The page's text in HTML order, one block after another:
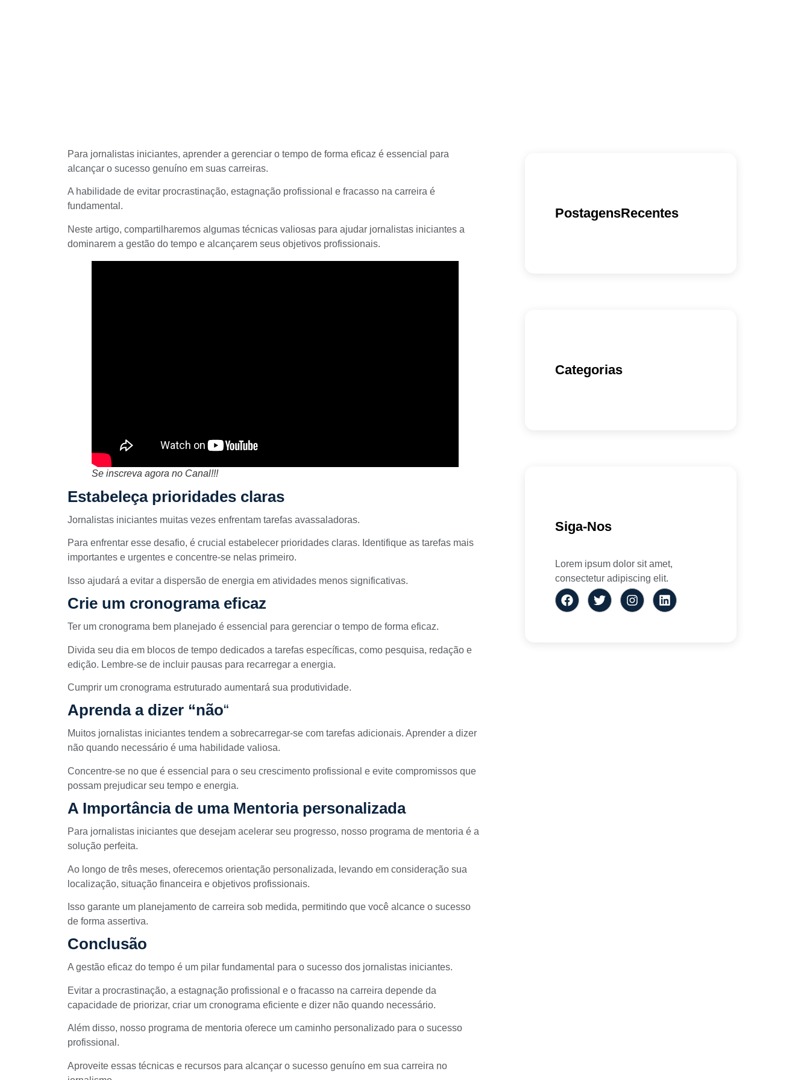
Para jornalistas iniciantes, aprender a gerenciar o tempo de forma eficaz é essencial para
alcançar o sucesso genuíno em suas carreiras.
A habilidade de evitar procrastinação, estagnação profissional e fracasso na carreira é
fundamental.
Neste artigo, compartilharemos algumas técnicas valiosas para ajudar jornalistas iniciantes a
dominarem a gestão do tempo e alcançarem seus objetivos profissionais.
Se inscreva agora no Canal!!!
Estabeleça prioridades claras
Jornalistas iniciantes muitas vezes enfrentam tarefas avassaladoras.
Para enfrentar esse desafio, é crucial estabelecer prioridades claras. Identifique as tarefas mais
importantes e urgentes e concentre-se nelas primeiro.
Isso ajudará a evitar a dispersão de energia em atividades menos significativas.
Crie um cronograma eficaz
Ter um cronograma bem planejado é essencial para gerenciar o tempo de forma eficaz.
Divida seu dia em blocos de tempo dedicados a tarefas específicas, como pesquisa, redação e
edição. Lembre-se de incluir pausas para recarregar a energia.
Cumprir um cronograma estruturado aumentará sua produtividade.
Aprenda a dizer “não“
Muitos jornalistas iniciantes tendem a sobrecarregar-se com tarefas adicionais. Aprender a dizer
não quando necessário é uma habilidade valiosa.
Concentre-se no que é essencial para o seu crescimento profissional e evite compromissos que
possam prejudicar seu tempo e energia.
A Importância de uma Mentoria personalizada
Para jornalistas iniciantes que desejam acelerar seu progresso, nosso programa de mentoria é a
solução perfeita.
Ao longo de três meses, oferecemos orientação personalizada, levando em consideração sua
localização, situação financeira e objetivos profissionais.
Isso garante um planejamento de carreira sob medida, permitindo que você alcance o sucesso
de forma assertiva.
Conclusão
A gestão eficaz do tempo é um pilar fundamental para o sucesso dos jornalistas iniciantes.
Evitar a procrastinação, a estagnação profissional e o fracasso na carreira depende da
capacidade de priorizar, criar um cronograma eficiente e dizer não quando necessário.
Além disso, nosso programa de mentoria oferece um caminho personalizado para o sucesso
profissional.
Aproveite essas técnicas e recursos para alcançar o sucesso genuíno em sua carreira no
PostagensRecentes
Categorias
Siga-Nos
Lorem ipsum dolor sit amet,
consectetur adipiscing elit.